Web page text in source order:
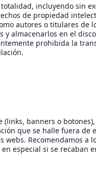
incluyendo sin
de propiedad
autores o titulares
almacenarlos en el
prohibida la
banners o
que se halle fuera
Recomendamos
especial si se recaban